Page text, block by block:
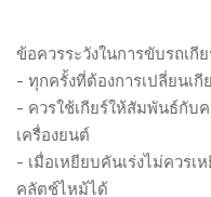
ข้อควรระวังในการขับรถเกี
- ทุกครั้งที่ต้องการเปลี่ยนเ
- ควรใช้เกียร์ให้สัมพันธ์กับ
เครื่องยนต์
- เมื่อเหยียบคันเร่งไม่ควรเ
คลัตช์ไหม้ได้